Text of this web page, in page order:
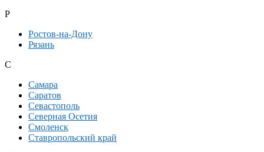
Р
Ростов-на-Дону
Рязань
С
Самара
Саратов
Севастополь
Северная Осетия
Смоленск
Ставропольский край